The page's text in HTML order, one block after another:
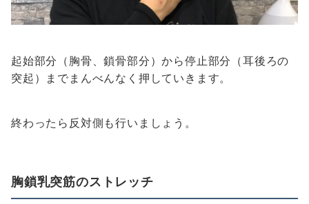
起始部分（胸骨、鎖骨部分）から停止部分（耳後ろの
突起）までまんべんなく押していきます。
終わったら反対側も行いましょう。
胸鎖乳突筋のストレッチ